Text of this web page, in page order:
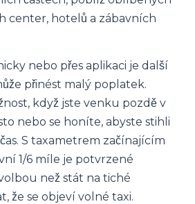
center, hotelů a zábavních
nebo přes aplikaci je další
přinést malý poplatek.
když jste venku pozdě v
nebo se honíte, abyste stihli
S taxametrem začínajícím
1/6 míle je potvrzené
než stát na tiché
že se objeví volné taxi.